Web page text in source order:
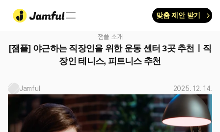
맞춤 제안 받기
잼플 소개
[잼플] 야근하는 직장인을 위한 운동 센터 3곳 추천ㅣ직
장인 테니스, 피트니스 추천
Jamful 2025. 12. 14.